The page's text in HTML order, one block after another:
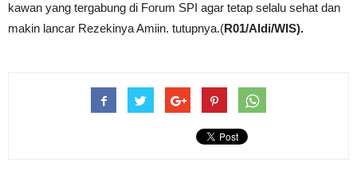
kawan yang tergabung di Forum SPI agar tetap selalu sehat dan
makin lancar Rezekinya Amiin. tutupnya.(R01/Aldi/WIS).